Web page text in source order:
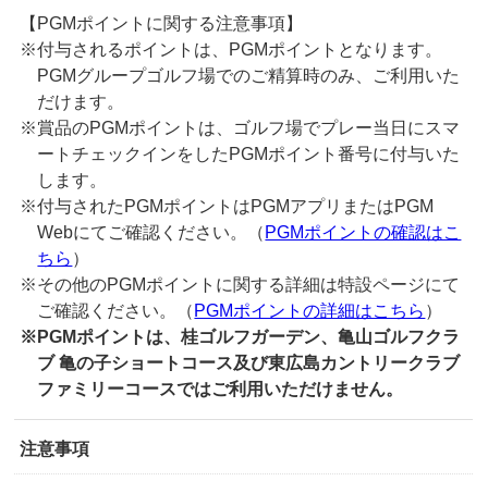
【PGMポイントに関する注意事項】
※付与されるポイントは、PGMポイントとなります。
PGMグループゴルフ場でのご精算時のみ、ご利用いた
だけます。
※賞品のPGMポイントは、ゴルフ場でプレー当日にスマ
ートチェックインをしたPGMポイント番号に付与いた
します。
※付与されたPGMポイントはPGMアプリまたはPGM
Webにてご確認ください。（ PGMポイントの確認はこ
ちら ）
※その他のPGMポイントに関する詳細は特設ページにて
ご確認ください。（ PGMポイントの詳細はこちら ）
※PGMポイントは、桂ゴルフガーデン、亀山ゴルフクラ
ブ 亀の子ショートコース及び東広島カントリークラブ
ファミリーコースではご利用いただけません。
注意事項